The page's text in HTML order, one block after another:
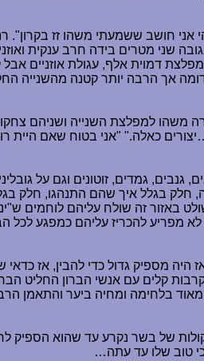
חושב ששמעתי משהו זז בקרון".
שני מטרים בידה חרב ענקית
דמוית אלף, עגולת אוזניים אבל
אך הרבה יותר קטנה מהשנייה
משהו למפלצת השנייה ושניהם
כאלה." "אני בטוח שאם היית
גמדים, זוטונים וגם על
חלק בגלל איך שהם התנהגו, חלק
באזור זה שולח עליהם לוחמים
מפריע להכריז עליהם כמפגע לכל
מספיק גדול כדי להבין, אז כדאי
קלים עם אנשי הברון החליט
מאוד בלחימה ומחיה ביער והתאמן
של בשר נקרע עד שהוא הספיק
טוב שלו עד עתה…